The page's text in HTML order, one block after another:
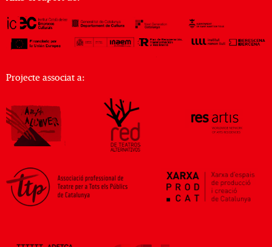
Projecte associat a: